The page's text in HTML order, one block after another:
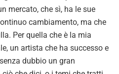
mercato, che sì, ha le sue
cambiamento, ma che
Per quella che è la mia
un artista che ha successo e
dubbio un gran